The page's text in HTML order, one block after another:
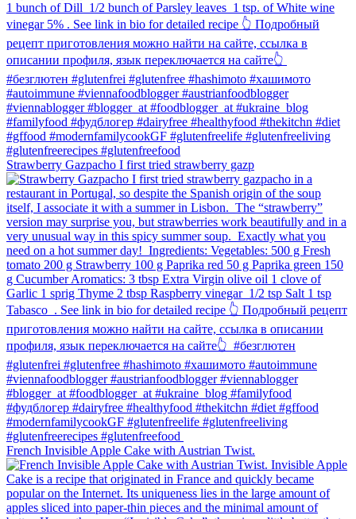
Strawberry Gazpacho⁠ I first tried strawberry gazp
French Invisible Apple Cake with Austrian Twist.⁠